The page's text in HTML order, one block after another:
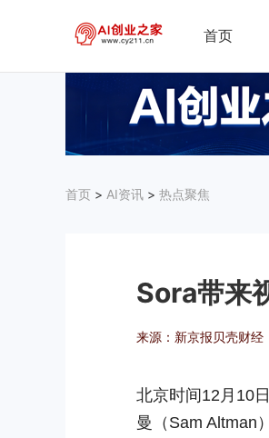
首页
首页 > AI资讯 > 热点聚焦
Sora带来
来源：新京报贝壳财经
北京时间12月10
曼（Sam Altman